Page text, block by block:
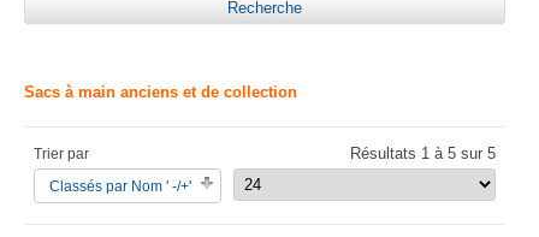
Sacs à main anciens et de collection
Trier par
Classés par Nom ' -/+'
Résultats 1 à 5 sur 5